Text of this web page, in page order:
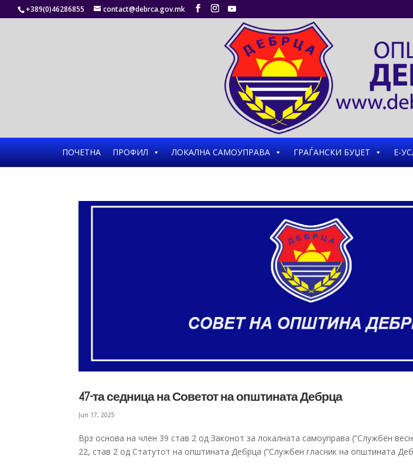
+389(0)46286855 contact@debrca.gov.mk
ПОЧЕТНА ПРОФИЛ ЛОКАЛНА САМОУПРАВА ГРАЃАНСКИ БУЏЕТ Е-
47-та седница на Советот на општината Дебрца
Jun 17, 2025
Врз основа на член 39 став 2 од Законот за локалната самоуправа (“Службен
22, став 2 од Статутот на општината Дебрца (“Службен гласник на општината